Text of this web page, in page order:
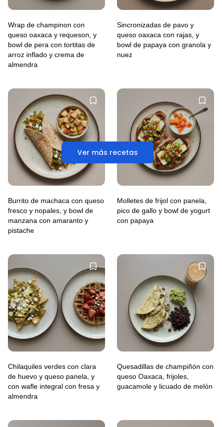
Ver más recetas
Wrap de champinon con
queso oaxaca y requeson, y
bowl de pera con tortitas de
arroz inflado y crema de
almendra
Sincronizadas de pavo y
queso oaxaca con rajas, y
bowl de papaya con granola y
nuez
Burrito de machaca con queso
fresco y nopales, y bowl de
manzana con amaranto y
pistache
Molletes de frijol con panela,
pico de gallo y bowl de yogurt
con papaya
Chilaquiles verdes con clara
de huevo y queso panela, y
con wafle integral con fresa y
almendra
Quesadillas de champiñón con
queso Oaxaca, frijoles,
guacamole y licuado de melón